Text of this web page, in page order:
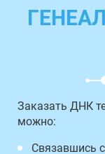
Заказать ДНК
можно:
Связавшись